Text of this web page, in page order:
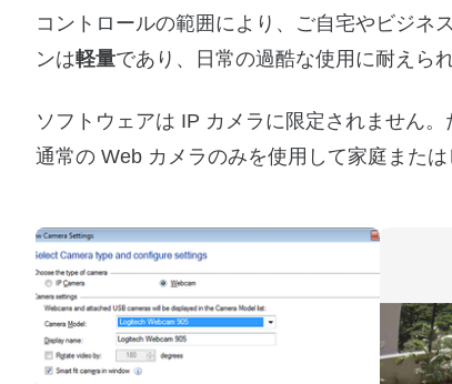
コントロールの範囲により、ご自宅やビジネ
ンは軽量であり、日常の過酷な使用に耐えら
ソフトウェアは IP カメラに限定されません
通常の Web カメラのみを使用して家庭また